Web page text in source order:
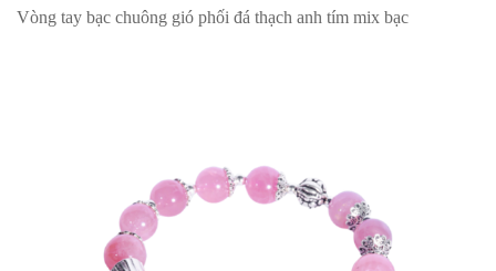
Vòng tay bạc chuông gió phối đá thạch anh tím mix bạc